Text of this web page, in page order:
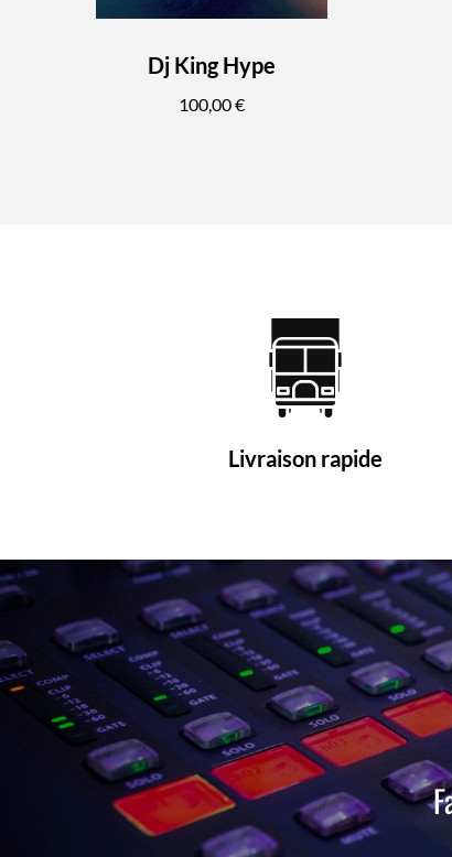
Dj King Hype
100,00 €
Livraison rapide